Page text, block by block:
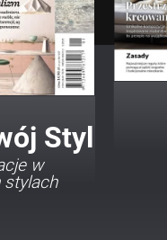
Styl
w
stylach